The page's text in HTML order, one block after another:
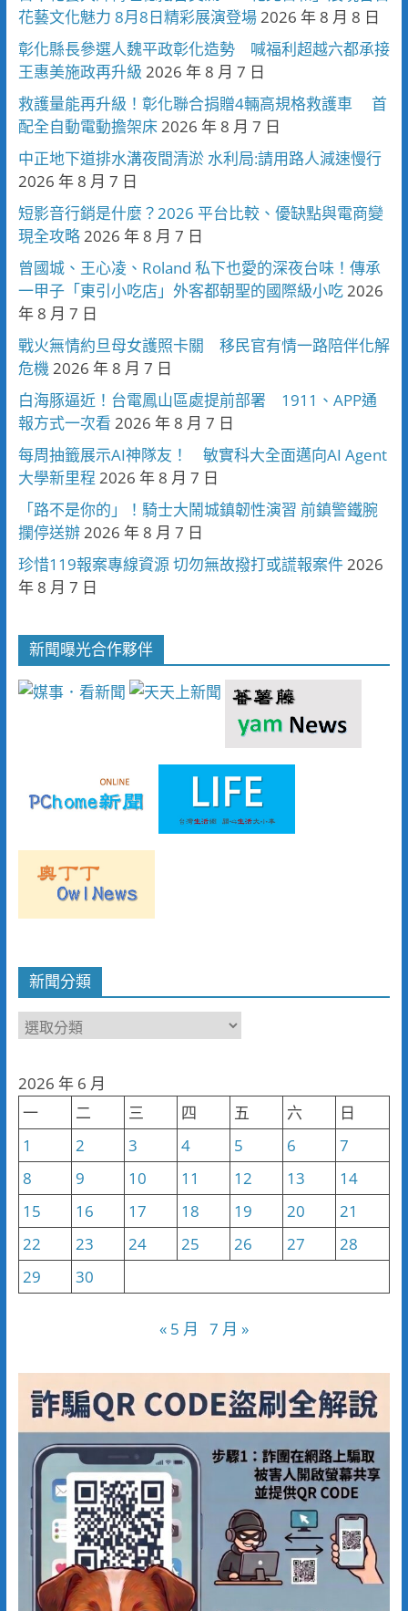
花藝文化魅力 8月8日精彩展演登場2026 年 8 月 8 日
彰化縣長參選人魏平政彰化造勢 喊福利超越六都承接
王惠美施政再升級 2026 年 8 月 7 日
救護量能再升級！彰化聯合捐贈4輛高規格救護車 首
配全自動電動擔架床2026 年 8 月 7 日
中正地下道排水溝夜間清淤 水利局:請用路人減速慢行
2026 年 8 月 7 日
短影音行銷是什麼？2026 平台比較、優缺點與電商變
現全攻略2026 年 8 月 7 日
曾國城、王心凌、Roland 私下也愛的深夜台味！傳承
一甲子「東引小吃店」外客都朝聖的國際級小吃2026
年 8 月 7 日
戰火無情約旦母女護照卡關 移民官有情一路陪伴化解
危機2026 年 8 月 7 日
白海豚逼近！台電鳳山區處提前部署 1911、APP通
報方式一次看 2026 年 8 月 7 日
每周抽籤展示AI神隊友！ 敏實科大全面邁向AI Agent
大學新里程 2026 年 8 月 7 日
「路不是你的」！騎士大鬧城鎮韌性演習 前鎮警鐵腕
攔停送辦2026 年 8 月 7 日
珍惜119報案專線資源 切勿無故撥打或謊報案件2026
年 8 月 7 日
新聞曝光合作夥伴
新聞分類
新
類
2026 年 6 月
一
二 三 四 五 六
日
1
2 3 4 5 6
7
8
9 10 11 12 13
14
15
16 17 18 19 20
21
22
23 24 25 26 27
28
29
30
« 5 月 7 月 »